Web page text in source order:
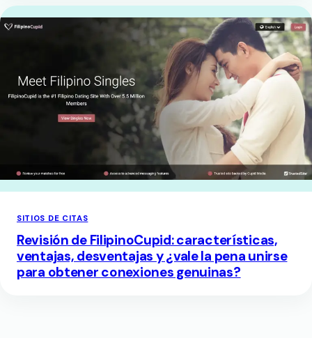
SITIOS DE CITAS
Revisión de FilipinoCupid: características,
ventajas, desventajas y ¿vale la pena unirse
para obtener conexiones genuinas?